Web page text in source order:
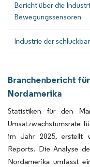
Bericht über die
Bewegungssensoren
Industrie der
Branchenbericht
Nordamerika
Statistiken für den
Umsatzwachstumsrate
im Jahr 2025, erstellt
Reports. Die Analyse
Nordamerika umfasst